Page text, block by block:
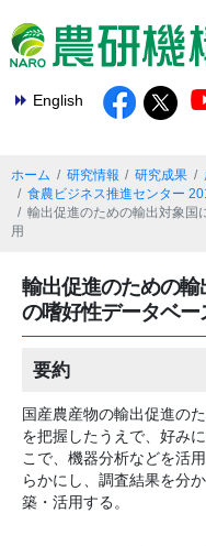
English
ホーム 研究情報 研究成果
食農ビジネス推進センター
輸出促進のための輸出対象国
用
輸出促進のための
の嗜好性データベー
要約
国産農産物の輸出促進の
を把握したうえで、好み
こで、機器分析などを活
らかにし、調査結果を分
築・活用する。